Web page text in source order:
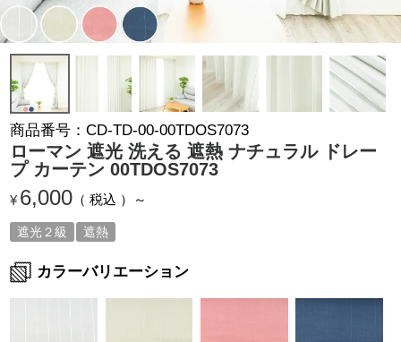
商品番号 CD-TD-00-00TDOS7073
ローマン 遮光 洗える 遮熱 ナチュラル ドレー
プ カーテン 00TDOS7073
¥ 6,000 税込
遮光２級 遮熱
カラーバリエーション